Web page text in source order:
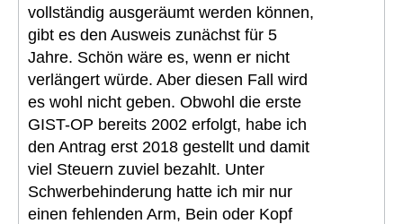
vollständig ausgeräumt werden können,
gibt es den Ausweis zunächst für 5
Jahre. Schön wäre es, wenn er nicht
verlängert würde. Aber diesen Fall wird
es wohl nicht geben. Obwohl die erste
GIST-OP bereits 2002 erfolgt, habe ich
den Antrag erst 2018 gestellt und damit
viel Steuern zuviel bezahlt. Unter
Schwerbehinderung hatte ich mir nur
einen fehlenden Arm, Bein oder Kopf